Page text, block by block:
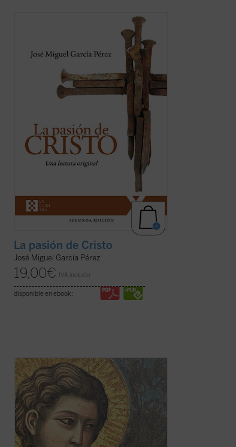
Un análisis atento de los relatos de la
pasión de Cristo que aparecen en los
cuatro evangelios canónicos revela
contradicciones, entre algunos de los
pasajes narrados en ellos. El autor de
este libro ofrece, ...(ver ficha)
La pasión de Cristo
José Miguel García Pérez
19,00€ IVA incluido
disponible en ebook:
Erik Varden muestra —en un texto
enriquecido con una amplia gama de
referencias a las escrituras, la literatura,
la música, la pintura y la escultura— que
la castidad, la dirección única de los
sentidos, es una cualidad atractiva y ...
(ver ficha)